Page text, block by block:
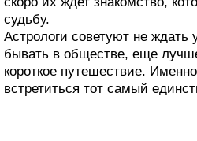
судьбу.
Астрологи советуют не
бывать в обществе, еще
короткое путешествие.
встретиться тот самый